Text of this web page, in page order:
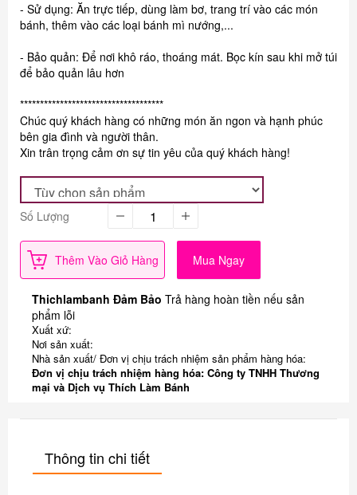
- Sử dụng: Ăn trực tiếp, dùng làm bơ, trang trí vào các món
bánh, thêm vào các loại bánh mì nướng,...
- Bảo quản: Để nơi khô ráo, thoáng mát. Bọc kín sau khi mở túi
để bảo quản lâu hơn
************************************
Chúc quý khách hàng có những món ăn ngon và hạnh phúc
bên gia đình và người thân.
Xin trân trọng cảm ơn sự tin yêu của quý khách hàng!
Số Lượng
Thêm Vào Giỏ Hàng Mua Ngay
Thichlambanh Đảm Bảo Trả hàng hoàn tiền nếu sản
phẩm lỗi
Xuất xứ:
Nơi sản xuất:
Nhà sản xuất/ Đơn vị chịu trách nhiệm sản phẩm hàng hóa:
Đơn vị chịu trách nhiệm hàng hóa: Công ty TNHH Thương
mại và Dịch vụ Thích Làm Bánh
Thông tin chi tiết